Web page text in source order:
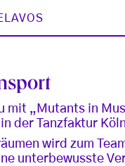
mit „Mutants in
der Tanzfaktur Köln
wird zum
unterbewusste